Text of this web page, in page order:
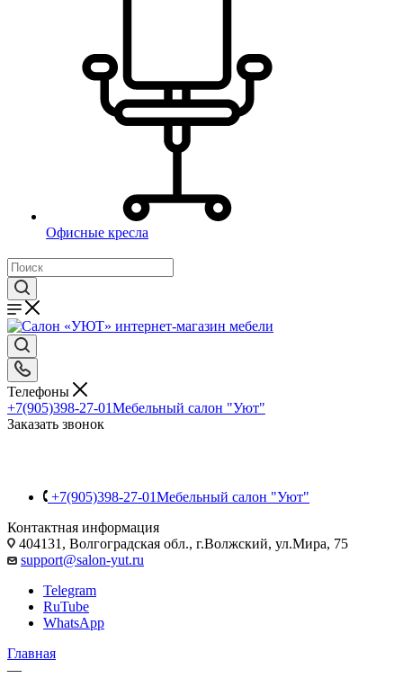
Офисные кресла
Телефоны
+7(905)398-27-01Мебельный салон "Уют"
Заказать звонок
+7(905)398-27-01Мебельный салон "Уют"
Контактная информация
404131, Волгоградская обл., г.Волжский, ул.Мира, 75
support@salon-yut.ru
Telegram
RuTube
WhatsApp
Главная
—